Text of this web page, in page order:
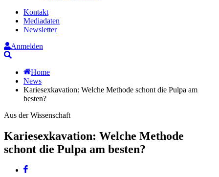
Kontakt
Mediadaten
Newsletter
Anmelden
Home
News
Kariesexkavation: Welche Methode schont die Pulpa am
besten?
Aus der Wissenschaft
Kariesexkavation: Welche Methode
schont die Pulpa am besten?